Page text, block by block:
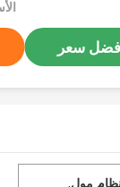
سعر
مول,